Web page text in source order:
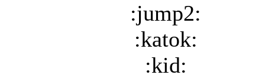
:jump2:
:katok:
:kid: